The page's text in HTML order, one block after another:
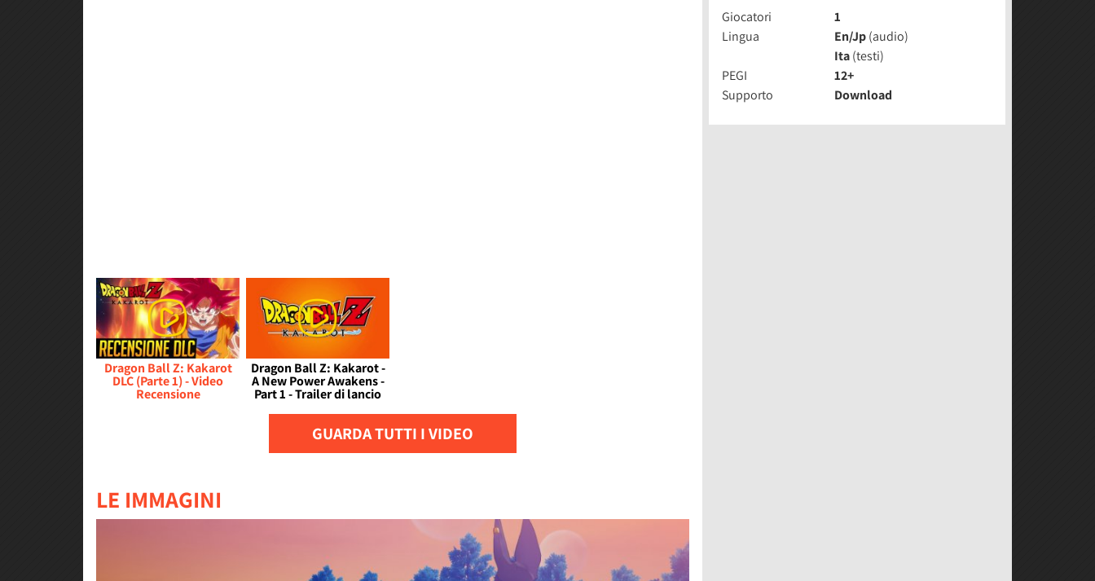
Dragon Ball Z: Kakarot
DLC (Parte 1) - Video
Recensione
Dragon Ball Z: Kakarot -
A New Power Awakens -
Part 1 - Trailer di lancio
GUARDA TUTTI I VIDEO
LE IMMAGINI
Giocatori
1
Lingua
En/Jp(audio)
Ita(testi)
PEGI
12+
Supporto
Download